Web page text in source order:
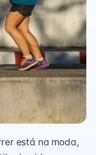
está na moda,